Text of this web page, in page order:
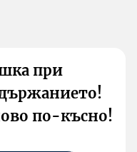
при
по-късно!